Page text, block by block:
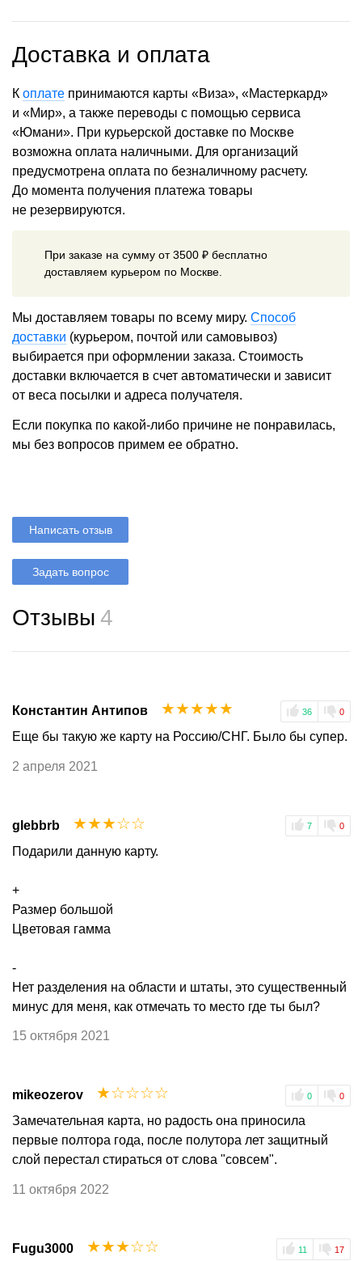
Доставка и оплата
К оплате принимаются карты «Виза», «Мастеркард»
и «Мир», а также переводы с помощью сервиса
«Юмани». При курьерской доставке по Москве
возможна оплата наличными. Для организаций
предусмотрена оплата по безналичному расчету.
До момента получения платежа товары
не резервируются.
При заказе на сумму от 3500 ₽ бесплатно
доставляем курьером по Москве.
Мы доставляем товары по всему миру. Способ
доставки (курьером, почтой или самовывоз)
выбирается при оформлении заказа. Стоимость
доставки включается в счет автоматически и зависит
от веса посылки и адреса получателя.
Если покупка по какой-либо причине не понравилась,
мы без вопросов примем ее обратно.
Написать отзыв
Задать вопрос
Отзывы 4
Константин Антипов 36 0
☆
☆
☆
☆
☆
Еще бы такую же карту на Россию/СНГ. Было бы супер.
2 апреля 2021
glebbrb 7 0
☆
☆
☆
☆
☆
Подарили данную карту.
+
Размер большой
Цветовая гамма
-
Нет разделения на области и штаты, это существенный
минус для меня, как отмечать то место где ты был?
15 октября 2021
mikeozerov 0 0
☆
☆
☆
☆
☆
Замечательная карта, но радость она приносила
первые полтора года, после полутора лет защитный
слой перестал стираться от слова "совсем".
11 октября 2022
Fugu3000 11 17
☆
☆
☆
☆
☆